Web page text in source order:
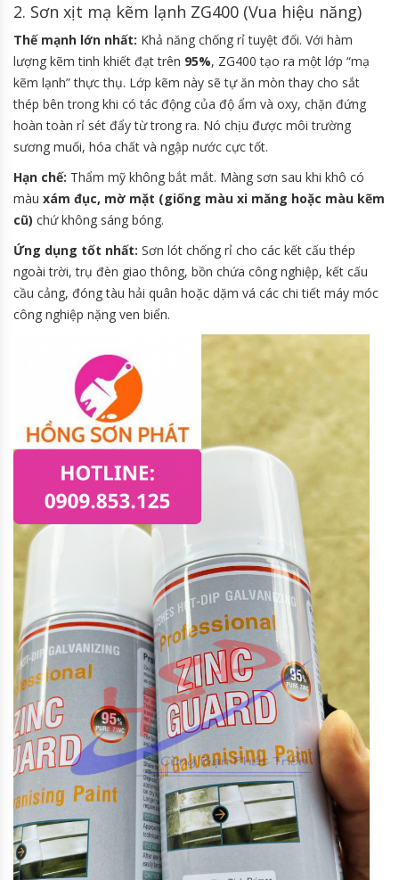
2. Sơn xịt mạ kẽm lạnh ZG400 (Vua hiệu năng)
Thế mạnh lớn nhất: Khả năng chống rỉ tuyệt đối. Với hàm
lượng kẽm tinh khiết đạt trên 95%, ZG400 tạo ra một lớp “mạ
kẽm lạnh” thực thụ. Lớp kẽm này sẽ tự ăn mòn thay cho sắt
thép bên trong khi có tác động của độ ẩm và oxy, chặn đứng
hoàn toàn rỉ sét đẩy từ trong ra. Nó chịu được môi trường
sương muối, hóa chất và ngập nước cực tốt.
Hạn chế: Thẩm mỹ không bắt mắt. Màng sơn sau khi khô có
màu xám đục, mờ mặt (giống màu xi măng hoặc màu kẽm
cũ) chứ không sáng bóng.
Ứng dụng tốt nhất: Sơn lót chống rỉ cho các kết cấu thép
ngoài trời, trụ đèn giao thông, bồn chứa công nghiệp, kết cấu
cầu cảng, đóng tàu hải quân hoặc dặm vá các chi tiết máy móc
công nghiệp nặng ven biển.